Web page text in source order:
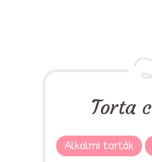
Torta
Alkalmi torták